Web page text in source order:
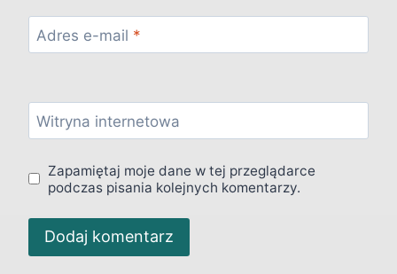
Adres e-mail *
Witryna internetowa
Zapamiętaj moje dane w tej przeglądarce
podczas pisania kolejnych komentarzy.